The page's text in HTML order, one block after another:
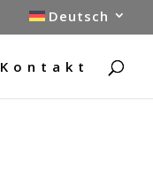
Deutsch
Kontakt